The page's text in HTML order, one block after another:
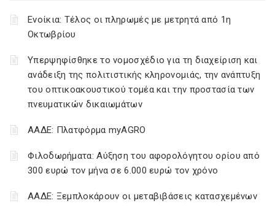
Ενοίκια: Τέλος οι πληρωμές με μετρητά από 1η
Οκτωβρίου
Υπερψηφίσθηκε το νομοσχέδιο για τη διαχείριση και
ανάδειξη της πολιτιστικής κληρονομιάς, την ανάπτυξη
του οπτικοακουστικού τομέα και την προστασία των
πνευματικών δικαιωμάτων
ΑΑΔΕ: Πλατφόρμα myAGRO
Φιλοδωρήματα: Αύξηση του αφορολόγητου ορίου από
300 ευρώ τον μήνα σε 6.000 ευρώ τον χρόνο
ΑΑΔΕ: Ξεμπλοκάρουν οι μεταβιβάσεις κατασχεμένων